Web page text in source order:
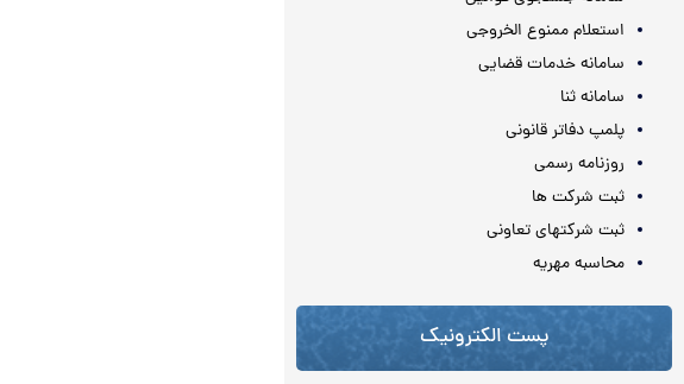
استعلام ممنوع الخروجی
سامانه خدمات قضایی
سامانه ثنا
پلمپ دفاتر قانونی
روزنامه رسمی
ثبت شرکت ها
ثبت شرکتهای تعاونی
محاسبه مهريه
پست الکترونیک